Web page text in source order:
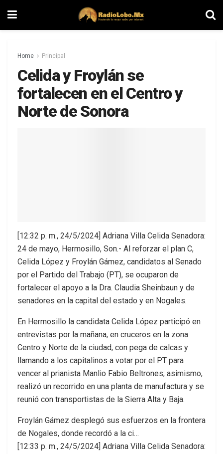
Home Principal
Celida y Froylán se
fortalecen en el Centro y
Norte de Sonora
[12:32 p. m., 24/5/2024] Adriana Villa Celida Senadora:
24 de mayo, Hermosillo, Son.- Al reforzar el plan C,
Celida López y Froylán Gámez, candidatos al Senado
por el Partido del Trabajo (PT), se ocuparon de
fortalecer el apoyo a la Dra. Claudia Sheinbaun y de
senadores en la capital del estado y en Nogales.
En Hermosillo la candidata Celida López participó en
entrevistas por la mañana, en cruceros en la zona
Centro y Norte de la ciudad, con pega de calcas y
llamando a los capitalinos a votar por el PT para
vencer al prianista Manlio Fabio Beltrones; asimismo,
realizó un recorrido en una planta de manufactura y se
reunió con transportistas de la Sierra Alta y Baja.
Froylán Gámez desplegó sus esfuerzos en la frontera
de Nogales, donde recordó a la ci…
[12:33 p. m., 24/5/2024] Adriana Villa Celida Senadora: